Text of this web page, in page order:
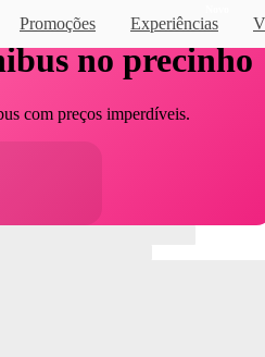
Promoções Experiências
no precinho
com preços imperdíveis.